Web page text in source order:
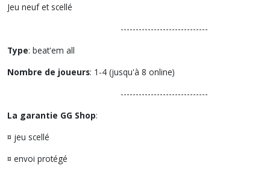
Jeu neuf et scellé
-----------------------------
Type: beat'em all
Nombre de joueurs: 1-4 (jusqu'à 8 online)
-----------------------------
La garantie GG Shop:
¤ jeu scellé
¤ envoi protégé